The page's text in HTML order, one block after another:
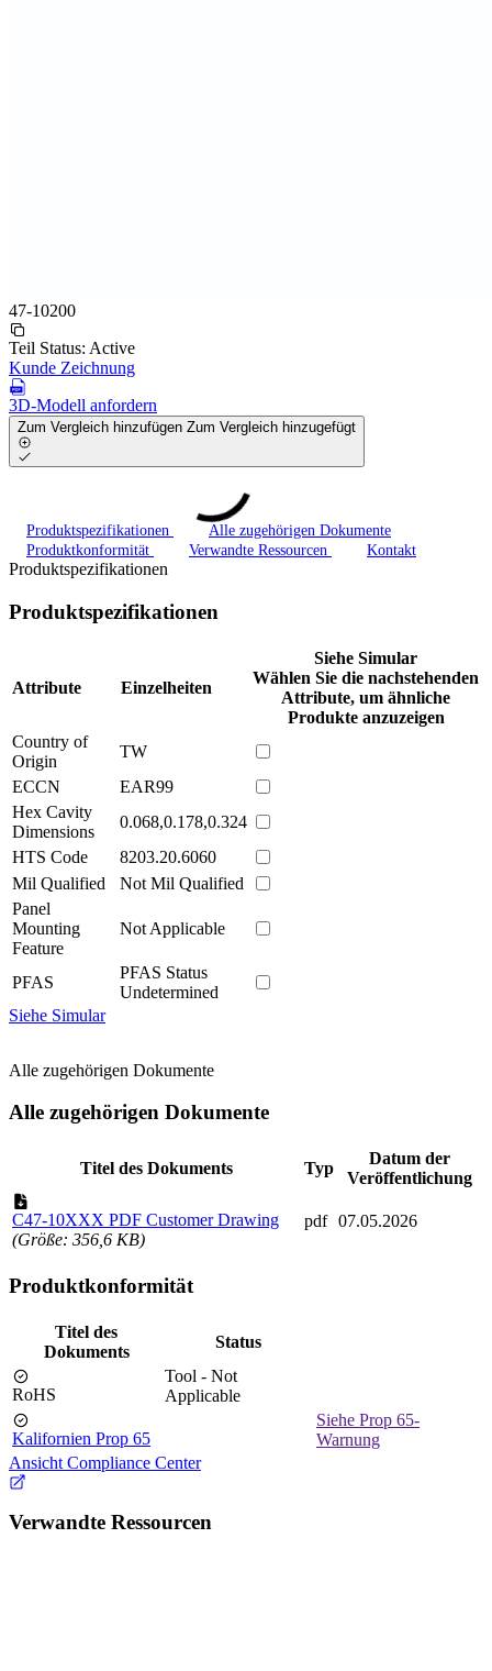
47-10200
Teil Status: Active
Kunde Zeichnung
3D-Modell anfordern
Zum Vergleich hinzufügen Zum Vergleich hinzugefügt
Produktspezifikationen
Alle zugehörigen Dokumente
Produktkonformität
Verwandte Ressourcen Kontakt
Produktspezifikationen
Produktspezifikationen
Attribute Einzelheiten
Siehe Simular
Wählen Sie die nachstehenden
Attribute, um ähnliche
Produkte anzuzeigen
Country of
Origin
TW
ECCN
EAR99
Hex Cavity
Dimensions
0.068,0.178,0.324
HTS Code
8203.20.6060
Mil Qualified
Not Mil Qualified
Panel
Mounting
Feature
Not Applicable
PFAS
PFAS Status
Undetermined
Siehe Simular
Alle zugehörigen Dokumente
Alle zugehörigen Dokumente
Titel des Dokuments Typ
Datum der
Veröffentlichung
C47-10XXX PDF Customer Drawing
(Größe: 356,6 KB)
pdf 07.05.2026
Produktkonformität
Titel des
Dokuments
Status
RoHS
Tool - Not
Applicable
Kalifornien Prop 65
Siehe Prop 65-
Warnung
Ansicht Compliance Center
Verwandte Ressourcen